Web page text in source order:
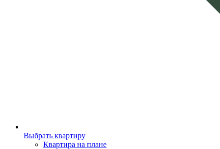
Выбрать квартиру
Квартира на плане